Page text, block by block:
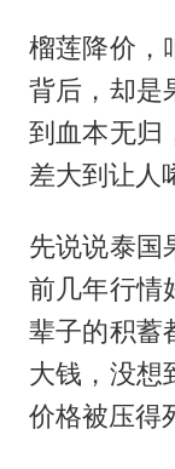
榴莲降价，
背后，却是
到血本无归
差大到让人
先说说泰国
前几年行情
辈子的积蓄
大钱，没想
价格被压得